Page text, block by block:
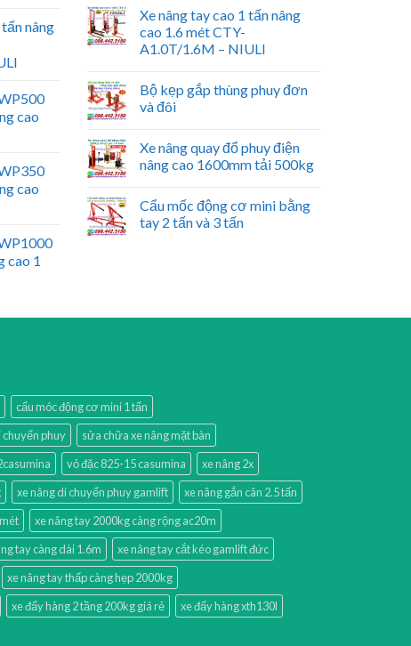
nâng
cao
cao
cao 1
Xe nâng tay cao 1 tấn nâng
cao 1.6 mét CTY-
A1.0T/1.6M – NIULI
Bộ kẹp gắp thùng phuy đơn
và đôi
Xe nâng quay đổ phuy điện
nâng cao 1600mm tải 500kg
Cẩu mốc động cơ mini bằng
tay 2 tấn và 3 tấn
cẩu móc động cơ mini 1 tấn
chuyển phuy
sửa chữa xe nâng mặt bàn
vỏ đặc 825-15 casumina
xe nâng 2x
xe nâng di chuyển phuy gamlift
xe nâng gắn cân 2.5 tấn
xe nâng tay 2000kg càng rộng ac20m
tay càng dài 1.6m
xe nâng tay cắt kéo gamlift đức
xe nâng tay thấp càng hẹp 2000kg
xe đẩy hàng 2 tầng 200kg giá rẻ xe đẩy hàng xth130l